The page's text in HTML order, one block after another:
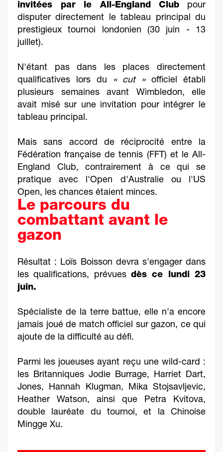
invitées par le All-England Club pour
disputer directement le tableau principal du
prestigieux tournoi londonien (30 juin - 13
juillet).
N'étant pas dans les places directement
qualificatives lors du
« cut »officiel établi
plusieurs semaines avant Wimbledon, elle
avait misé sur une invitation pour intégrer le
tableau principal.
Mais sans accord de réciprocité entre la
Fédération française de tennis (FFT) et le All-
England Club, contrairement à ce qui se
pratique avec l'Open d'Australie ou l'US
Open, les chances étaient minces.
Le parcours du
combattant avant le
gazon
Résultat : Loïs Boisson devra s'engager dans
les qualifications, prévues dès ce lundi 23
juin.
Spécialiste de la terre battue, elle n'a encore
jamais joué de match officiel sur gazon, ce qui
ajoute de la difficulté au défi.
Parmi les joueuses ayant reçu une wild-card :
les Britanniques Jodie Burrage, Harriet Dart,
Jones, Hannah Klugman, Mika Stojsavljevic,
Heather Watson, ainsi que Petra Kvitova,
double lauréate du tournoi, et la Chinoise
Mingge Xu.